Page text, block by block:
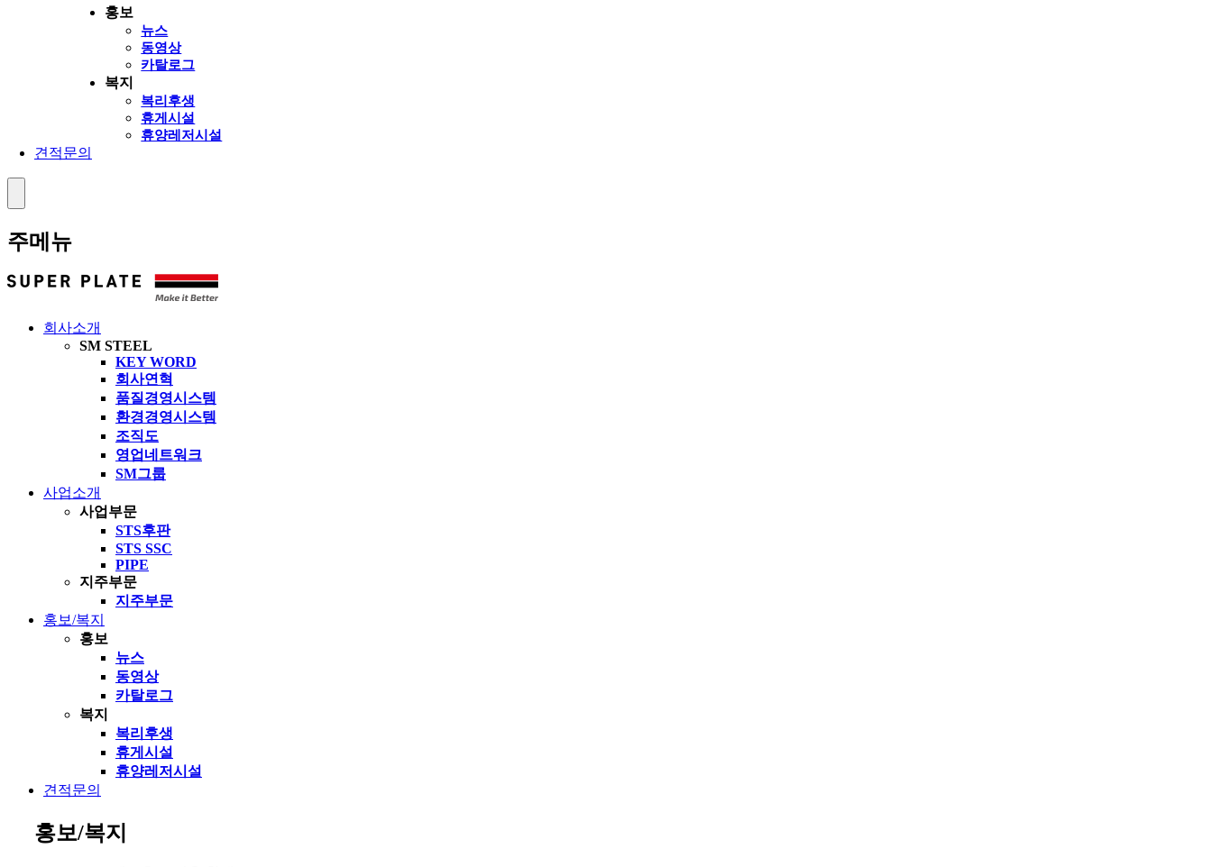
홍보
뉴스
동영상
카탈로그
복지
복리후생
휴게시설
휴양레저시설
견적문의
주메뉴
회사소개
SM STEEL
KEY WORD
회사연혁
품질경영시스템
환경경영시스템
조직도
영업네트워크
SM그룹
사업소개
사업부문
STS후판
STS SSC
PIPE
지주부문
지주부문
홍보/복지
홍보
뉴스
동영상
카탈로그
복지
복리후생
휴게시설
휴양레저시설
견적문의
홍보/복지